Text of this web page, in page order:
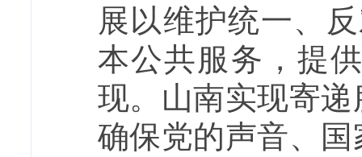
展以维护统一、
本公共服务，提
现。山南实现寄
确保党的声音、